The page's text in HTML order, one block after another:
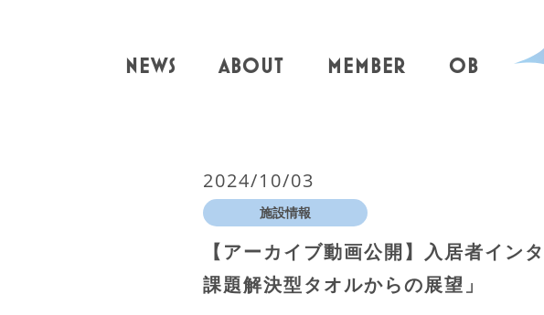
NEWS ABOUT MEMBER OB
2024/10/03
施設情報
【アーカイブ動画公開】入居者イ
課題解決型タオルからの展望」